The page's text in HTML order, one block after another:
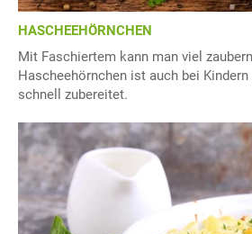
HASCHEEHÖRNCHEN
Mit Faschiertem kann man viel
Hascheehörnchen ist auch bei
schnell zubereitet.